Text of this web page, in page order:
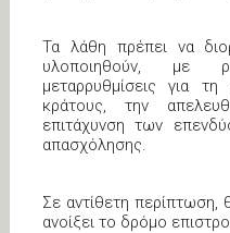
Τα λάθη πρέπει να
υλοποιηθούν, με
μεταρρυθμίσεις για
κράτους, την
επιτάχυνση των
απασχόλησης.
Σε αντίθετη περίπτωση,
ανοίξει το δρόμο